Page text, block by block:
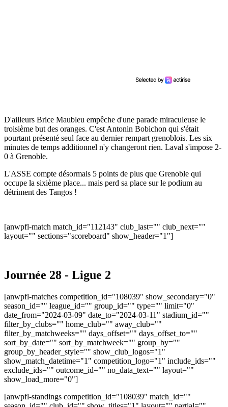
D'ailleurs Brice Maubleu empêche d'une parade miraculeuse le
troisième but des oranges. C'est Antonin Bobichon qui s'était
pourtant présenté seul face au dernier rempart grenoblois. Les six
minutes de temps additionnel n'y changeront rien. Laval s'impose 2-
0 à Grenoble.
L'ASSE compte désormais 5 points de plus que Grenoble qui
occupe la sixième place... mais perd sa place sur le podium au
détriment des Tangos !
[anwpfl-match match_id="112143" club_last="" club_next=""
layout="" sections="scoreboard" show_header="1"]
Journée 28 - Ligue 2
[anwpfl-matches competition_id="108039" show_secondary="0"
season_id="" league_id="" group_id="" type="" limit="0"
date_from="2024-03-09" date_to="2024-03-11" stadium_id=""
filter_by_clubs="" home_club="" away_club=""
filter_by_matchweeks="" days_offset="" days_offset_to=""
sort_by_date="" sort_by_matchweek="" group_by=""
group_by_header_style="" show_club_logos="1"
show_match_datetime="1" competition_logo="1" include_ids=""
exclude_ids="" outcome_id="" no_data_text="" layout=""
show_load_more="0"]
[anwpfl-standings competition_id="108039" match_id=""